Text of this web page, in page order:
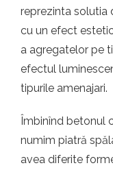
reprezinta solutia
cu un efect
a agregatelor pe
efectul
tipurile amenajari.
Îmbinînd betonul
numim piatră
avea diferite